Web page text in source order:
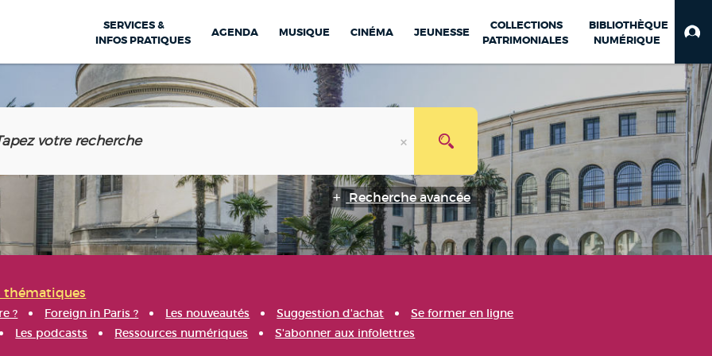
SERVICES &
INFOS PRATIQUES
AGENDA MUSIQUE CINÉMA JEUNESSE
COLLECTIONS
PATRIMONIALES
BIBLIOTHÈQUE
NUMÉRIQUE
Recherche avancée
thématiques
? Foreign in Paris ? Les nouveautés Suggestion d'achat
Se former en ligne
Les podcasts Ressources numériques S'abonner aux infolettres